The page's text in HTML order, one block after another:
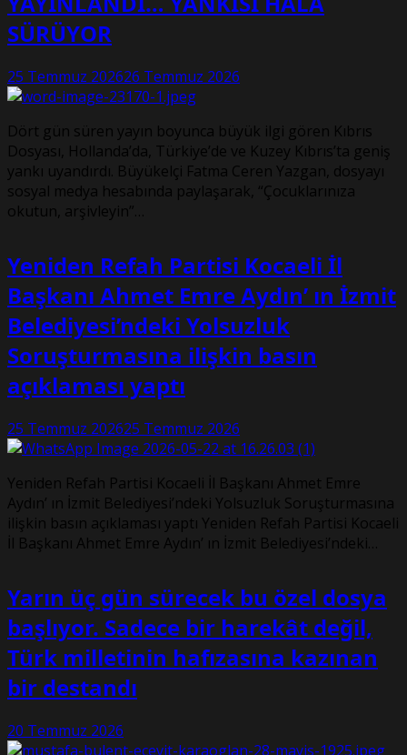
SÜRÜYOR
25 Temmuz 202626 Temmuz 2026
Dört gün süren yayın boyunca büyük ilgi gören Kıbrıs
Dosyası, Hollanda’da, Türkiye’de ve Kuzey Kıbrıs’ta geniş
yankı uyandırdı. Büyükelçi Fatma Ceren Yazgan, dosyayı
sosyal medya hesabında paylaşarak, “Çocuklarınıza
okutun, arşivleyin”…
Yeniden Refah Partisi Kocaeli İl
Başkanı Ahmet Emre Aydın’ ın İzmit
Belediyesi’ndeki Yolsuzluk
Soruşturmasına ilişkin basın
açıklaması yaptı
25 Temmuz 202625 Temmuz 2026
Yeniden Refah Partisi Kocaeli İl Başkanı Ahmet Emre
Aydın’ ın İzmit Belediyesi’ndeki Yolsuzluk Soruşturmasına
ilişkin basın açıklaması yaptı Yeniden Refah Partisi Kocaeli
İl Başkanı Ahmet Emre Aydın’ ın İzmit Belediyesi’ndeki…
Yarın üç gün sürecek bu özel dosya
başlıyor. Sadece bir harekât değil,
Türk milletinin hafızasına kazınan
bir destandı
20 Temmuz 2026